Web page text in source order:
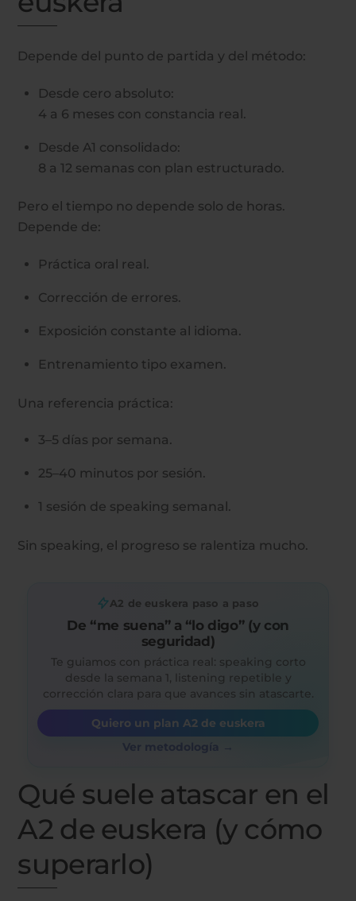
Depende del punto de partida y del método:
Desde cero absoluto:
4 a 6 meses con constancia real.
Desde A1 consolidado:
8 a 12 semanas con plan estructurado.
Pero el tiempo no depende solo de horas.
Depende de:
Práctica oral real.
Corrección de errores.
Exposición constante al idioma.
Entrenamiento tipo examen.
Una referencia práctica:
3–5 días por semana.
25–40 minutos por sesión.
1 sesión de speaking semanal.
Sin speaking, el progreso se ralentiza mucho.
A2 de euskera paso a paso
De “me suena” a “lo digo” (y con
seguridad)
Te guiamos con práctica real: speaking corto
desde la semana 1, listening repetible y
corrección clara para que avances sin atascarte.
Quiero un plan A2 de euskera
Ver metodología →
Qué suele atascar en el
A2 de euskera (y cómo
superarlo)